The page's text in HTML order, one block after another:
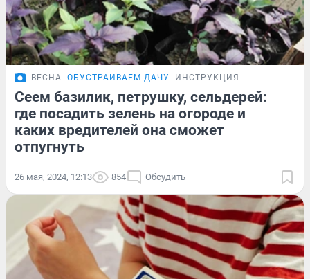
ВЕСНА ОБУСТРАИВАЕМ ДАЧУ ИНСТРУКЦИЯ
Сеем базилик, петрушку, сельдерей:
где посадить зелень на огороде и
каких вредителей она сможет
отпугнуть
26 мая, 2024, 12:13 854 Обсудить